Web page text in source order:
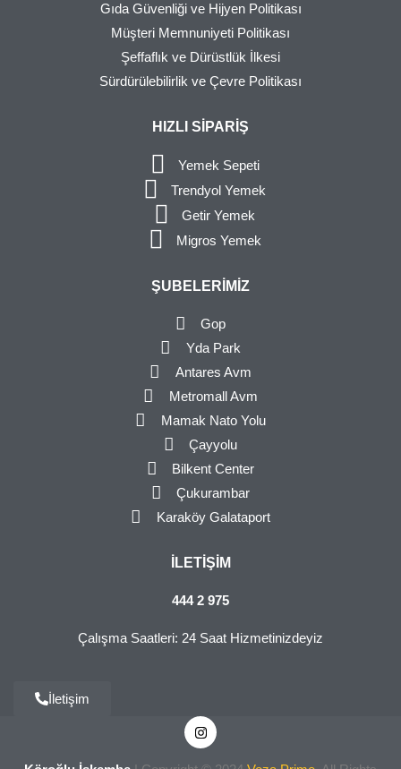
Gıda Güvenliği ve Hijyen Politikası
Müşteri Memnuniyeti Politikası
Şeffaflık ve Dürüstlük İlkesi
Sürdürülebilirlik ve Çevre Politikası
HIZLI SIPARIŞ
Yemek Sepeti
Trendyol Yemek
Getir Yemek
Migros Yemek
ŞUBELERIMIZ
Gop
Yda Park
Antares Avm
Metromall Avm
Mamak Nato Yolu
Çayyolu
Bilkent Center
Çukurambar
Karaköy Galataport
İLETIŞIM
444 2 975
Çalışma Saatleri: 24 Saat Hizmetinizdeyiz
İletişim